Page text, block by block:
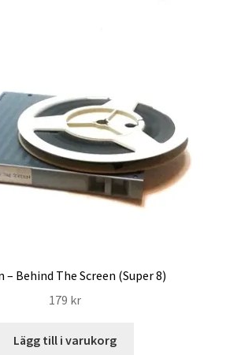
– Behind The Screen (Super 8)
179 kr
Lägg till i varukorg